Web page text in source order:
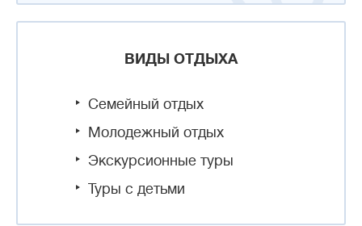
ВИДЫ ОТДЫХА
Семейный отдых
Молодежный отдых
Экскурсионные туры
Туры с детьми